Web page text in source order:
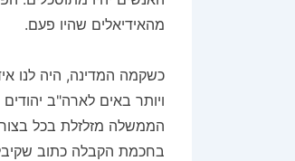
מהאידיאלים שהיו פעם.
כשקמה המדינה, היה לנו
ויותר באים לארה"ב
הממשלה מזלזלת בכל
בחכמת הקבלה כתוב